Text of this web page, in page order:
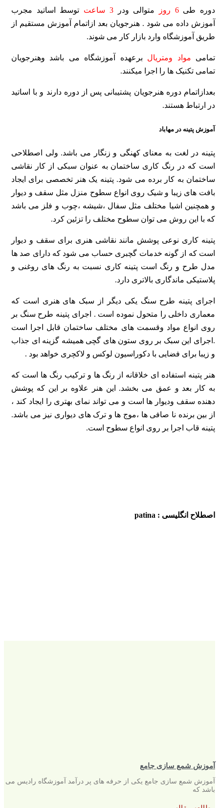
دوره طی 6 روز متوالی ودر3 ساعت
توسط اساتید مجرب
آموزش داده می شود . هنرجویان بعد ازاتمام آموزش مستقیم از
طریق آموزشگاه وارد بازار کار می شوند.
تمامی مواد ومتریال برعهده آموزشگاه می باشد وهنرجویان
تمامی تکنیک ها را اجرا میکنند.
بعدازاتمام دوره هنرجویان پشتیبانی پس از دوره دارند و با اساتید
در ارتباط هستند.
آموزش پتینه در مهاباد
پتینه در لغت به معنای کهنگی و زنگار می باشد. ولی اصطلاحی
است که در رنگ کاری ساختمان به عنوان سبکی از کار نقاشی
ساختمان به کار برده می شود. پتینه یک هنر تخصصی برای ایجاد
بافت های زیبا و شیک روی انواع سطوح منزل مثل سقف و دیوار
و همچنین اشیا مختلف مثل سفال ،شیشه ،چوب و فلز می باشد
که با این روش می توان سطوح مختلف را تزئین کرد.
پتینه کاری نوعی پوشش مانند نقاشی هنری برای سقف و دیوار
است که از گونه خدمات گچبری حساب می شود که دارای صد ها
مدل طرح و رنگ است پتینه کاری نسبت به رنگ های روغنی و
پلاستیکی ماندگاری بالاتری دارد.
اجرای پتینه طرح سنگ یکی دیگر از سبک های هنری است که
معماری داخلی را متحول نموده است . اجرای پتینه طرح سنگ بر
روی انواع مواد وقسمت های مختلف ساختمان قابل اجرا است
.اجرای این سبک بر روی ستون های گچی همیشه گزینه ای جذاب
و زیبا برای فضایی با دکوراسیون لوکس و لاکچری خواهد بود .
هنر پتینه استفاده ای خلاقانه از رنگ ها و ترکیب رنگ ها است که
به کار بعد و عمق می بخشد. اینهنر علاوه بر این که پوشش
دهنده سقف ودیوار ها است و می تواند نمای بهتری را ایجاد کند ،
از بین برنده نا صافی ها ،موج ها و ترک های دیواری نیز می باشد.
پتینه قاب اجرا بر روی انواع سطوح است.
اصطلاح انگلیسی : patina
آموزش شمع سازی جامع
آموزش شمع سازی جامع یکی از حرفه های پر درآمد آموزشگاه رادیس می
باشد که